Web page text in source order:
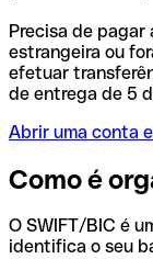
Precisa de pagar
estrangeira ou
efetuar
de entrega de 5
Abrir uma conta
Como é
O SWIFT/BIC é
identifica o seu